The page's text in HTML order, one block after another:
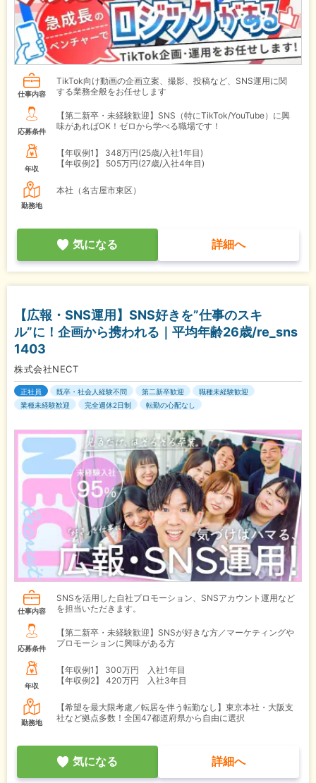
仕事内容
TikTok向け動画の企画立案、撮影、投稿など、SNS運用に関
する業務全般をお任せします
応募条件
【第二新卒・未経験歓迎】SNS（特にTikTok/YouTube）に興
味があればOK！ゼロから学べる職場です！
年収
【年収例1】
348万円(25歳/入社1年目)
【年収例2】
505万円(27歳/入社4年目)
勤務地
本社（名古屋市東区）
気になる 詳細へ
【広報・SNS運用】SNS好きを”仕事のスキ
ル”に！企画から携われる｜平均年齢26歳/re_sns
1403
株式会社NECT
正社員 既卒・社会人経験不問 第二新卒歓迎
職種未経験歓迎
業種未経験歓迎
完全週休2日制 転勤の心配なし
仕事内容
SNSを活用した自社プロモーション、SNSアカウント運用など
を担当いただきます。
応募条件
【第二新卒・未経験歓迎】SNSが好きな方／マーケティングや
プロモーションに興味がある方
年収
【年収例1】
300万円 入社1年目
【年収例2】
420万円 入社3年目
勤務地
【希望を最大限考慮／転居を伴う転勤なし】東京本社・大阪支
社など拠点多数！全国47都道府県から自由に選択
気になる 詳細へ